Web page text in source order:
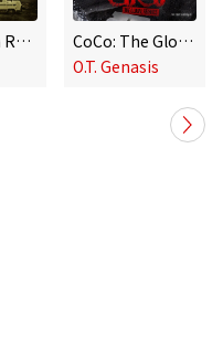
Touchdown Remix (feat. Busta Rhymes & French Montana)
CoCo: The Global Remixes
O.T. Genasis